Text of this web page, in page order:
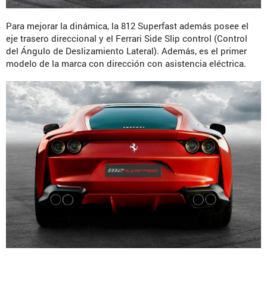
Para mejorar la dinámica, la 812 Superfast además posee el
eje trasero direccional y el Ferrari Side Slip control (Control
del Ángulo de Deslizamiento Lateral). Además, es el primer
modelo de la marca con dirección con asistencia eléctrica.